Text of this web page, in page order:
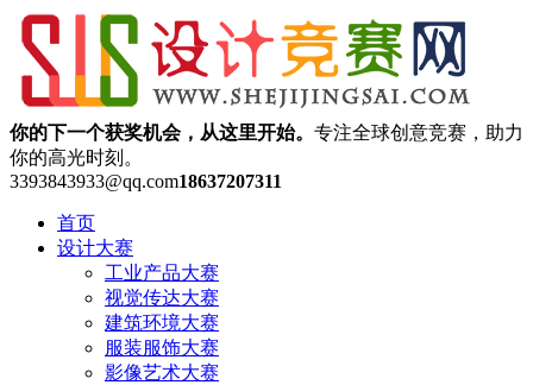
你的下一个获奖机会，从这里开始。 专注全球创意竞赛，助力
你的高光时刻。
3393843933@qq.com18637207311
首页
设计大赛
工业产品大赛
视觉传达大赛
建筑环境大赛
服装服饰大赛
影像艺术大赛